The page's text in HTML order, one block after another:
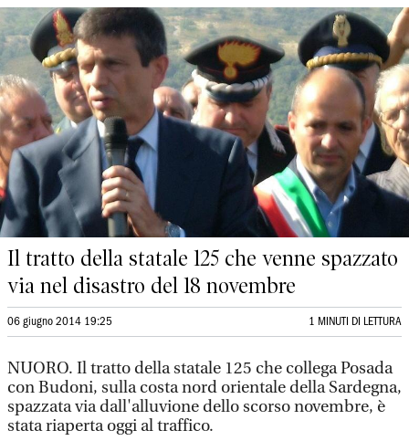
Il tratto della statale 125 che venne spazzato
via nel disastro del 18 novembre
06 giugno 2014 19:25 1 MINUTI DI LETTURA
NUORO. Il tratto della statale 125 che collega Posada
con Budoni, sulla costa nord orientale della Sardegna,
spazzata via dall'alluvione dello scorso novembre, è
stata riaperta oggi al traffico.